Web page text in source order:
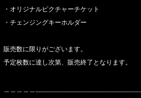
・オリジナルピクチャーチケット
・チェンジングキーホルダー
販売数に限りがございます。
予定枚数に達し次第、販売終了となります。